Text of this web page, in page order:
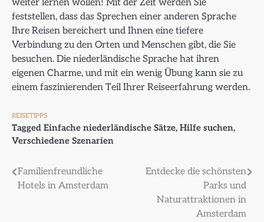
weiter lernen wollen! Mit der Zeit werden Sie
feststellen, dass das Sprechen einer anderen Sprache
Ihre Reisen bereichert und Ihnen eine tiefere
Verbindung zu den Orten und Menschen gibt, die Sie
besuchen. Die niederländische Sprache hat ihren
eigenen Charme, und mit ein wenig Übung kann sie zu
einem faszinierenden Teil Ihrer Reiseerfahrung werden.
REISETIPPS
Tagged Einfache niederländische Sätze, Hilfe suchen,
Verschiedene Szenarien
Beitragsnavigation
Familienfreundliche
Hotels in Amsterdam
Entdecke die schönsten
Parks und
Naturattraktionen in
Amsterdam